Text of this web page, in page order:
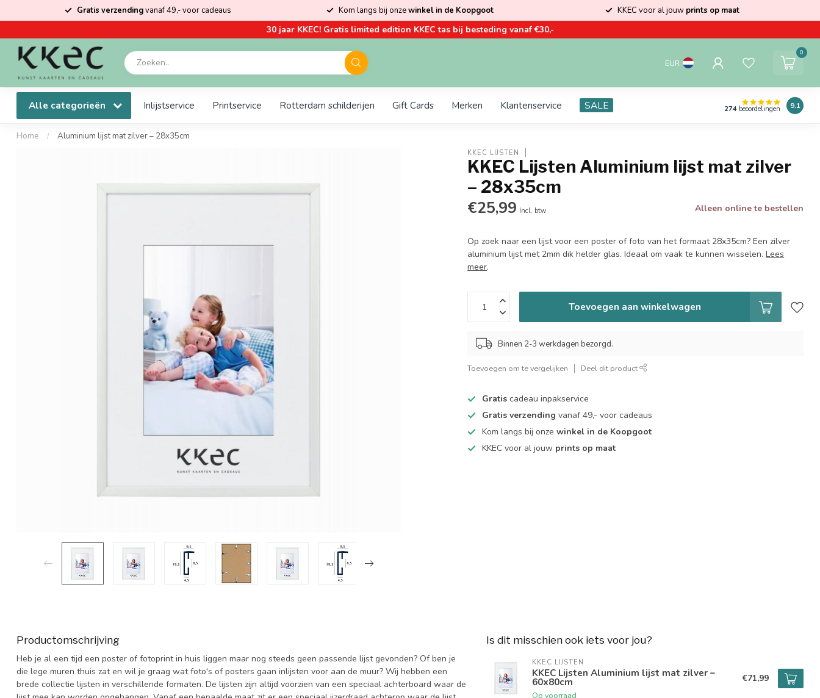
Gratis verzendingvanaf 49,- voor cadeaus Kom langs bij onzewinkel in de Koopgoot KKEC voor al jouw prints op maat
30 jaar KKEC! Gratis limited edition KKEC tas bij besteding vanaf €30,-
EUR
0
Alle categorieën Inlijstservice Printservice Rotterdam schilderijen Gift Cards Merken Klantenservice SALE 274 beoordelingen 9.1
Home / Aluminium lijst mat zilver – 28x35cm
KKEC LIJSTEN
KKEC Lijsten Aluminium lijst mat zilver
– 28x35cm
€25,99 Incl. btw Alleen online te bestellen
Op zoek naar een lijst voor een poster of foto van het formaat 28x35cm? Een zilver
aluminium lijst met 2mm dik helder glas. Ideaal om vaak te kunnen wisselen.Lees
meer.
Toevoegen aan winkelwagen
Binnen 2-3 werkdagen bezorgd.
Toevoegen om te vergelijken Deel dit product
Gratis cadeau inpakservice
Gratis verzending vanaf 49,- voor cadeaus
Kom langs bij onzewinkel in de Koopgoot
KKEC voor al jouw prints op maat
Productomschrijving
Heb je al een tijd een poster of fotoprint in huis liggen maar nog steeds geen passende lijst gevonden? Of ben je
die lege muren thuis zat en wil je graag wat foto's of posters gaan inlijsten voor aan de muur? Wij hebben een
brede collectie lijsten in verschillende formaten. De lijsten zijn altijd voorzien van een speciaal achterboard waar de
Is dit misschien ook iets voor jou?
KKEC LIJSTEN
KKEC Lijsten Aluminium lijst mat zilver –
60x80cm
Op voorraad
€71,99